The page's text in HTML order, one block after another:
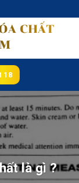
là gì ?